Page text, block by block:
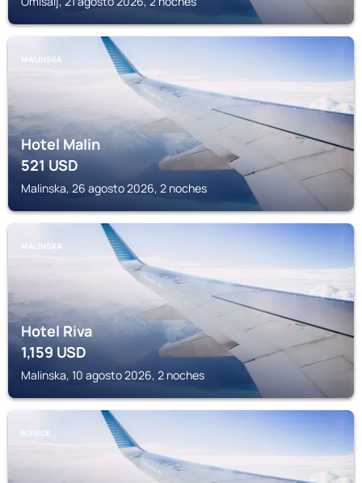
MALINSKA
Hotel Malin
521USD
Malinska, 26 agosto 2026, 2 noches
MALINSKA
Hotel Riva
1,159USD
Malinska, 10 agosto 2026, 2 noches
NJIVICE